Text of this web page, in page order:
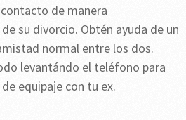
de manera
su divorcio. Obtén ayuda de un
normal entre los dos.
levantándo el teléfono para
equipaje con tu ex.